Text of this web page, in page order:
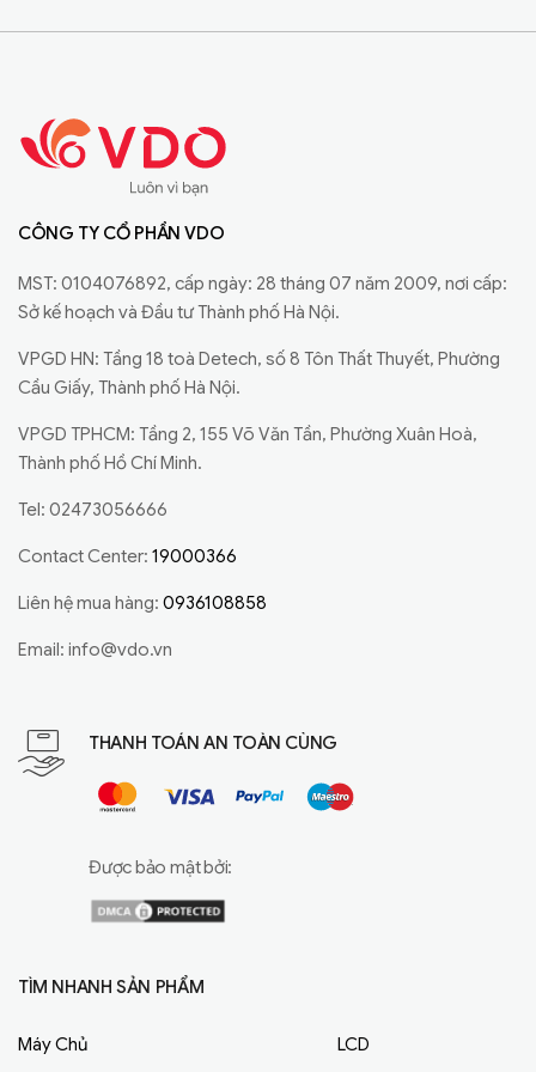
CÔNG TY CỔ PHẦN VDO
MST: 0104076892, cấp ngày: 28 tháng 07 năm 2009, nơi cấp:
Sở kế hoạch và Đầu tư Thành phố Hà Nội.
VPGD HN: Tầng 18 toà Detech, số 8 Tôn Thất Thuyết, Phường
Cầu Giấy, Thành phố Hà Nội.
VPGD TPHCM: Tầng 2, 155 Võ Văn Tần, Phường Xuân Hoà,
Thành phố Hồ Chí Minh.
Tel: 02473056666
Contact Center: 19000366
Liên hệ mua hàng: 0936108858
Email: info@vdo.vn
THANH TOÁN AN TOÀN CÙNG
Được bảo mật bởi:
TÌM NHANH SẢN PHẨM
Máy Chủ
LCD